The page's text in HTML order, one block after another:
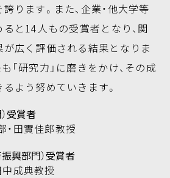
ります。また、企業・他大学等
と14人もの受賞者となり、関
広く評価される結果となりま
「研究力」に磨きをかけ、その成
よう努めていきます。
受賞者
・田實佳郎教授
興部門）受賞者
成典教授